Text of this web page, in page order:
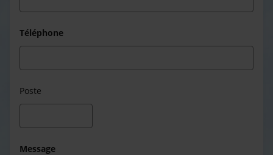
Téléphone
Poste
Message